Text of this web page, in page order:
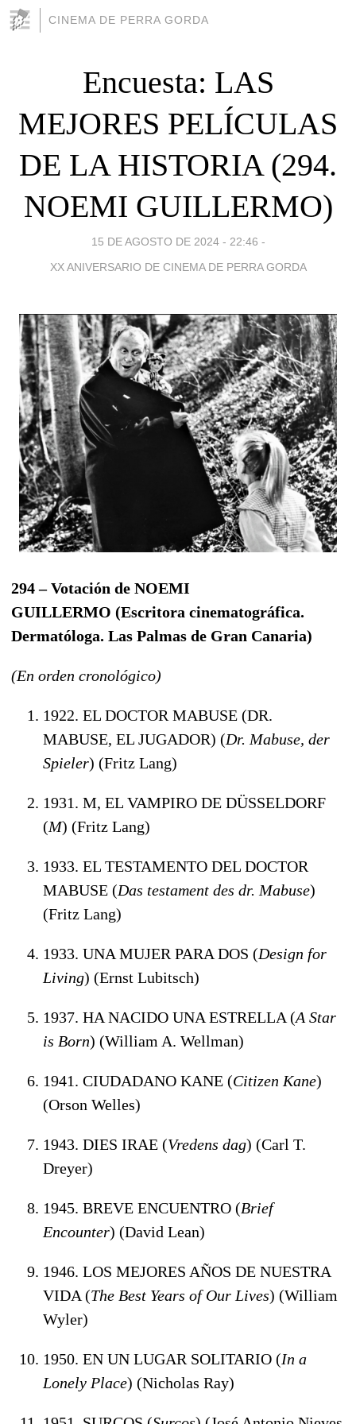
CINEMA DE PERRA GORDA
Encuesta: LAS
MEJORES PELÍCULAS
DE LA HISTORIA (294.
NOEMI GUILLERMO)
15 DE AGOSTO DE 2024 - 22:46 -
XX ANIVERSARIO DE CINEMA DE PERRA GORDA
294 – Votación de NOEMI
GUILLERMO (Escritora cinematográfica.
Dermatóloga. Las Palmas de Gran Canaria)
(En orden cronológico)
1922. EL DOCTOR MABUSE (DR.
MABUSE, EL JUGADOR) (Dr. Mabuse, der
Spieler) (Fritz Lang)
1931. M, EL VAMPIRO DE DÜSSELDORF
(M) (Fritz Lang)
1933. EL TESTAMENTO DEL DOCTOR
MABUSE (Das testament des dr. Mabuse)
(Fritz Lang)
1933. UNA MUJER PARA DOS (Design for
Living) (Ernst Lubitsch)
1937. HA NACIDO UNA ESTRELLA (A Star
is Born) (William A. Wellman)
1941. CIUDADANO KANE (Citizen Kane)
(Orson Welles)
1943. DIES IRAE (Vredens dag) (Carl T.
Dreyer)
1945. BREVE ENCUENTRO (Brief
Encounter) (David Lean)
1946. LOS MEJORES AÑOS DE NUESTRA
VIDA (The Best Years of Our Lives) (William
Wyler)
1950. EN UN LUGAR SOLITARIO (In a
Lonely Place) (Nicholas Ray)